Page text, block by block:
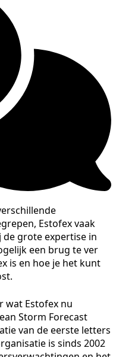
Estofex vaak
grote expertise in
een brug te ver
is en hoe je het kunt
wat Estofex nu
Storm Forecast
van de eerste letters
is sinds 2002